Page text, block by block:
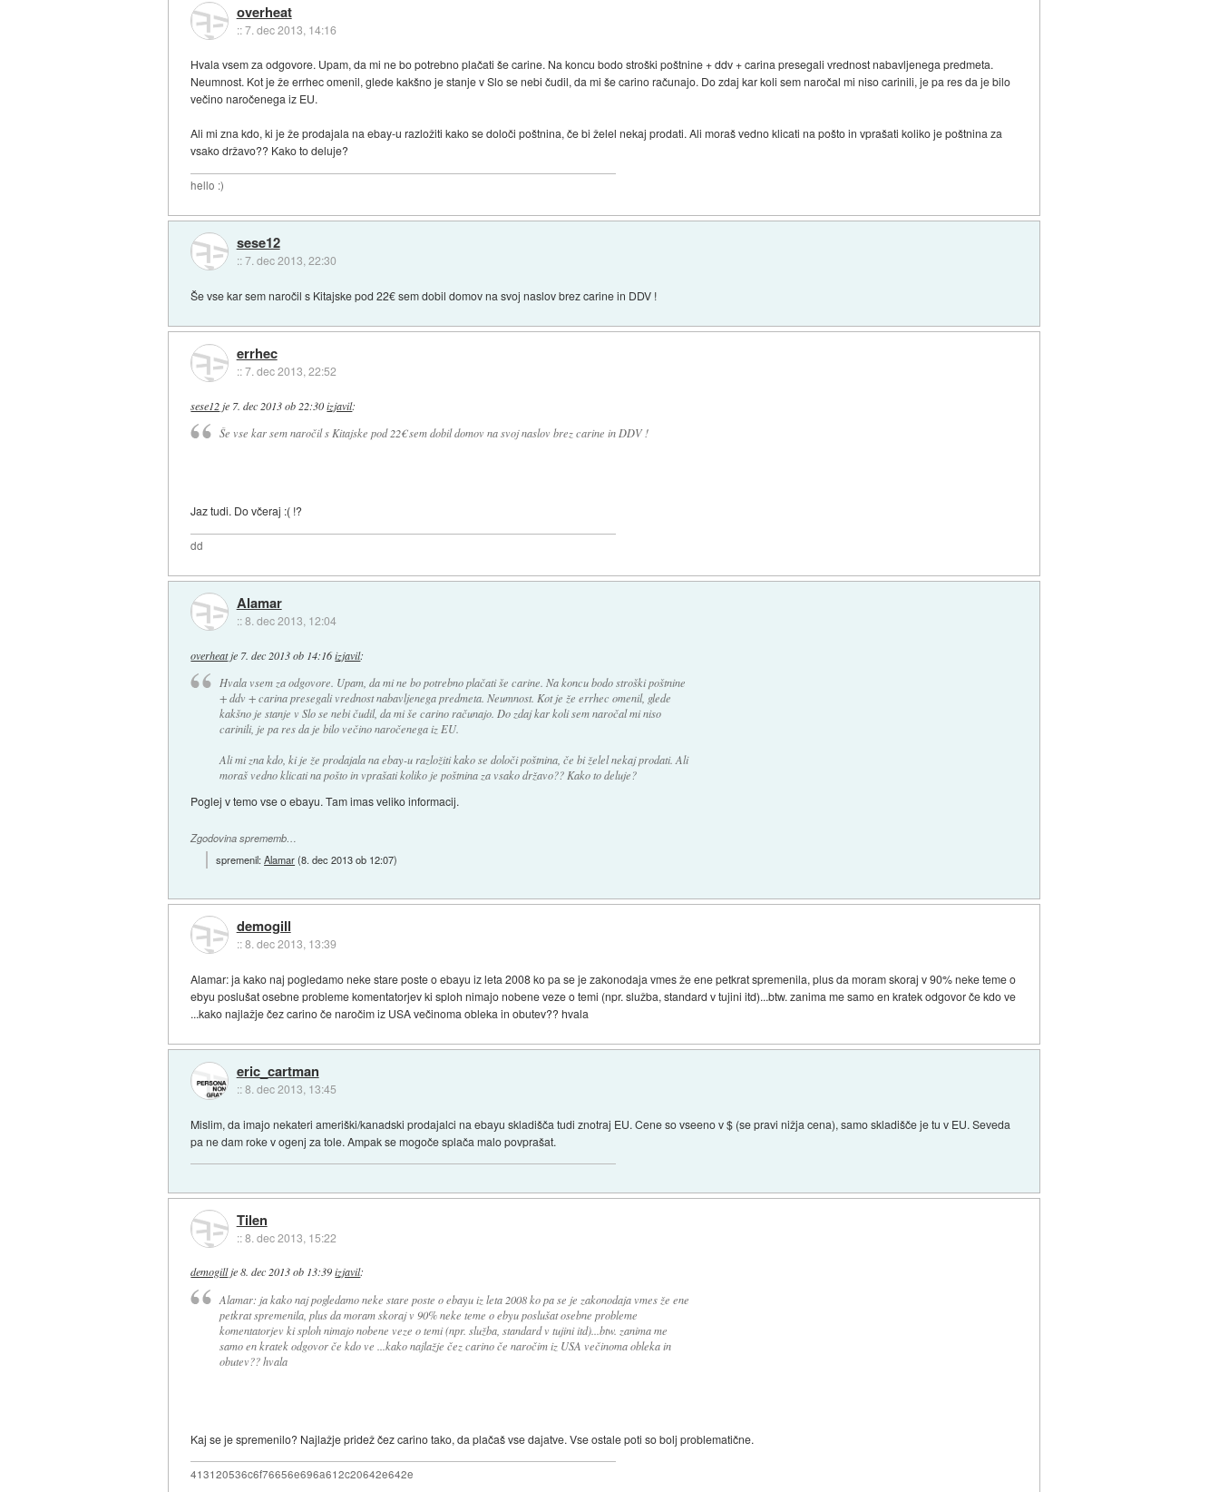
overheat
::7. dec 2013, 14:16
Hvala vsem za odgovore. Upam, da mi ne bo potrebno plačati še carine. Na koncu bodo stroški poštnine + ddv + carina presegali vrednost nabavljenega predmeta.
Neumnost. Kot je že errhec omenil, glede kakšno je stanje v Slo se nebi čudil, da mi še carino računajo. Do zdaj kar koli sem naročal mi niso carinili, je pa res da je bilo
večino naročenega iz EU.
Ali mi zna kdo, ki je že prodajala na ebay-u razložiti kako se določi poštnina, če bi želel nekaj prodati. Ali moraš vedno klicati na pošto in vprašati koliko je poštnina za
vsako državo?? Kako to deluje?
hello :)
sese12
::7. dec 2013, 22:30
Še vse kar sem naročil s Kitajske pod 22€ sem dobil domov na svoj naslov brez carine in DDV !
errhec
::7. dec 2013, 22:52
sese12 je 7. dec 2013 ob 22:30 izjavil:
Še vse kar sem naročil s Kitajske pod 22€ sem dobil domov na svoj naslov brez carine in DDV !
Jaz tudi. Do včeraj :( !?
dd
Alamar
::8. dec 2013, 12:04
overheatje 7. dec 2013 ob 14:16 izjavil:
Hvala vsem za odgovore. Upam, da mi ne bo potrebno plačati še carine. Na koncu bodo stroški poštnine
+ ddv + carina presegali vrednost nabavljenega predmeta. Neumnost. Kot je že errhec omenil, glede
kakšno je stanje v Slo se nebi čudil, da mi še carino računajo. Do zdaj kar koli sem naročal mi niso
carinili, je pa res da je bilo večino naročenega iz EU.
Ali mi zna kdo, ki je že prodajala na ebay-u razložiti kako se določi poštnina, če bi želel nekaj prodati. Ali
moraš vedno klicati na pošto in vprašati koliko je poštnina za vsako državo?? Kako to deluje?
Poglej v temo vse o ebayu. Tam imas veliko informacij.
Zgodovina sprememb…
spremenil:Alamar(8. dec 2013 ob 12:07)
demogill
::8. dec 2013, 13:39
Alamar: ja kako naj pogledamo neke stare poste o ebayu iz leta 2008 ko pa se je zakonodaja vmes že ene petkrat spremenila, plus da moram skoraj v 90% neke teme o
ebyu poslušat osebne probleme komentatorjev ki sploh nimajo nobene veze o temi (npr. služba, standard v tujini itd)...btw. zanima me samo en kratek odgovor če kdo ve
...kako najlažje čez carino če naročim iz USA večinoma obleka in obutev?? hvala
eric_cartman
::8. dec 2013, 13:45
Mislim, da imajo nekateri ameriški/kanadski prodajalci na ebayu skladišča tudi znotraj EU. Cene so vseeno v $ (se pravi nižja cena), samo skladišče je tu v EU. Seveda
pa ne dam roke v ogenj za tole. Ampak se mogoče splača malo povprašat.
Tilen
::8. dec 2013, 15:22
demogillje8. dec 2013 ob 13:39 izjavil:
Alamar: ja kako naj pogledamo neke stare poste o ebayu iz leta 2008 ko pa se je zakonodaja vmes že ene
petkrat spremenila, plus da moram skoraj v 90% neke teme o ebyu poslušat osebne probleme
komentatorjev ki sploh nimajo nobene veze o temi (npr. služba, standard v tujini itd)...btw. zanima me
samo en kratek odgovor če kdo ve ...kako najlažje čez carino če naročim iz USA večinoma obleka in
obutev?? hvala
Kaj se je spremenilo? Najlažje pridež čez carino tako, da plačaš vse dajatve. Vse ostale poti so bolj problematične.
413120536c6f76656e696a612c20642e642e